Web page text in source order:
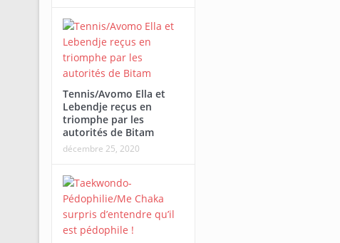
Tennis/Avomo Ella et
Lebendje reçus en
triomphe par les
autorités de Bitam
décembre 25, 2020